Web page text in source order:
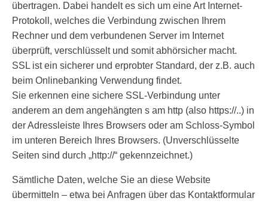
übertragen. Dabei handelt es sich um eine Art Internet-
Protokoll, welches die Verbindung zwischen Ihrem
Rechner und dem verbundenen Server im Internet
überprüft, verschlüsselt und somit abhörsicher macht.
SSL ist ein sicherer und erprobter Standard, der z.B. auch
beim Onlinebanking Verwendung findet.
Sie erkennen eine sichere SSL-Verbindung unter
anderem an dem angehängten s am http (also https://..) in
der Adressleiste Ihres Browsers oder am Schloss-Symbol
im unteren Bereich Ihres Browsers. (Unverschlüsselte
Seiten sind durch „http://“ gekennzeichnet.)
Sämtliche Daten, welche Sie an diese Website
übermitteln – etwa bei Anfragen über das Kontaktformular